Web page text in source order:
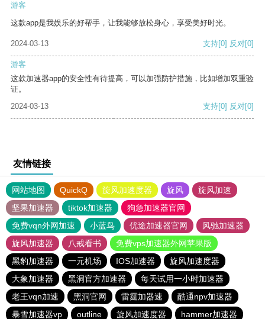
游客
这款app是我娱乐的好帮手，让我能够放松身心，享受美好时光。
2024-03-13 支持[0] 反对[0]
游客
这款加速器app的安全性有待提高，可以加强防护措施，比如增加双重验
证。
2024-03-13
支持[0] 反对[0]
友情链接
网站地图 QuickQ 旋风加速度器 旋风
旋风加速
坚果加速器
tiktok加速器
狗急加速器官网
免费vqn外网加速
小蓝鸟 优途加速器官网
风驰加速器
旋风加速器
八戒看书
免费vps加速器外网苹果版
黑豹加速器
一元机场 IOS加速器
旋风加速度器
大象加速器
黑洞官方加速器
每天试用一小时加速器
老王vqn加速
黑洞官网 雷霆加器速
酷通npv加速器
暴雪加速器vp
outline 旋风加速度器 hammer加速器